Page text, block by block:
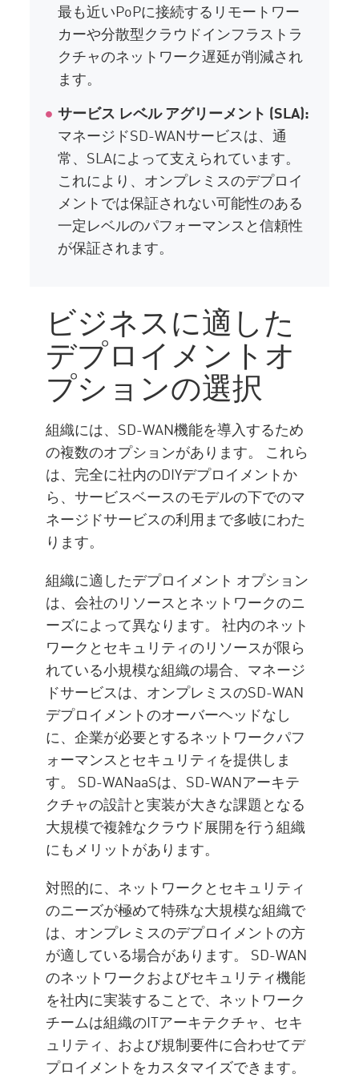
最も近いPoPに接続するリモートワー
カーや分散型クラウドインフラストラ
クチャのネットワーク遅延が削減され
ます。
サービス レベル アグリーメント (SLA):
マネージドSD-WANサービスは、通
常、SLAによって支えられています。
これにより、オンプレミスのデプロイ
メントでは保証されない可能性のある
一定レベルのパフォーマンスと信頼性
が保証されます。
ビジネスに適した
デプロイメントオ
プションの選択
組織には、SD-WAN機能を導入するため
の複数のオプションがあります。 これら
は、完全に社内のDIYデプロイメントか
ら、サービスベースのモデルの下でのマ
ネージドサービスの利用まで多岐にわた
ります。
組織に適したデプロイメント オプション
は、会社のリソースとネットワークのニ
ーズによって異なります。 社内のネット
ワークとセキュリティのリソースが限ら
れている小規模な組織の場合、マネージ
ドサービスは、オンプレミスのSD-WAN
デプロイメントのオーバーヘッドなし
に、企業が必要とするネットワークパフ
ォーマンスとセキュリティを提供しま
す。 SD-WANaaSは、SD-WANアーキテ
クチャの設計と実装が大きな課題となる
大規模で複雑なクラウド展開を行う組織
にもメリットがあります。
対照的に、ネットワークとセキュリティ
のニーズが極めて特殊な大規模な組織で
は、オンプレミスのデプロイメントの方
が適している場合があります。 SD-WAN
のネットワークおよびセキュリティ機能
を社内に実装することで、ネットワーク
チームは組織のITアーキテクチャ、セキ
ュリティ、および規制要件に合わせてデ
プロイメントをカスタマイズできます。